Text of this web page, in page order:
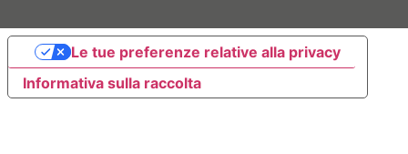
Informativa sulla raccolta
Le tue preferenze relative alla privacy